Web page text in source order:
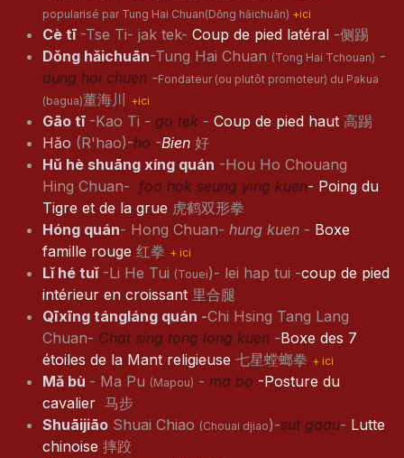
popularisé par Tung Hai Chuan(Dǒng hǎichuān) +ici
Cè tī -Tse Ti- jak tek- Coup de pied latéral -侧踢
Dǒng hǎichuān-Tung Hai Chuan (Tong Hai Tchouan) -
dung hoi chuen -Fondateur (ou plutôt promoteur) du Pakua
(bagua)董海川 +ici
Gāo tī -Kao Ti - go tek - Coup de pied haut 高踢
Hǎo (R'hao)-ho -Bien 好
Hǔ hè shuāng xíng quán -Hou Ho Chouang
Hing Chuan- foo hok seung ying kuen- Poing du
Tigre et de la grue ​​虎鹤双形拳
Hóng quán- Hong Chuan- hung kuen - Boxe
famille rouge ​​红拳 + ici
Lǐ hé tuǐ-Li He Tui (Touei)- lei hap tui -coup de pied
intérieur en croissant 里合腿
Qīxīng tángláng quán -Chi Hsing Tang Lang
Chuan- Chat sing tong long kuen -Boxe des 7
étoiles de la Mant religieuse 七星螳螂拳 + ici
Mǎ bù - Ma Pu (Mapou) - ma bo -Posture du
cavalier 马步
Shuāijiāo Shuai Chiao (Chouai djiao)-sut gaau- Lutte
chinoise 摔跤